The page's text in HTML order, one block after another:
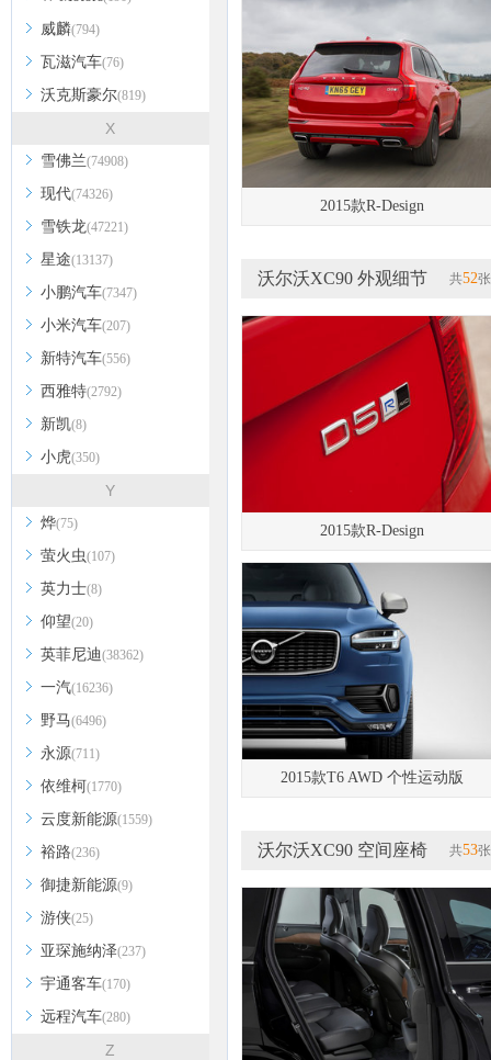
威麟(794)
瓦滋汽车(76)
沃克斯豪尔(819)
X
雪佛兰(74908)
现代(74326)
雪铁龙(47221)
星途(13137)
小鹏汽车(7347)
小米汽车(207)
新特汽车(556)
西雅特(2792)
新凯(8)
小虎(350)
Y
烨(75)
萤火虫(107)
英力士(8)
仰望(20)
英菲尼迪(38362)
一汽(16236)
野马(6496)
永源(711)
依维柯(1770)
云度新能源(1559)
裕路(236)
御捷新能源(9)
游侠(25)
亚琛施纳泽(237)
宇通客车(170)
远程汽车(280)
Z
2015款R-Design
沃尔沃XC90 外观细节 共52
2015款R-Design
2015款T6 AWD 个性运动版
沃尔沃XC90 空间座椅 共53